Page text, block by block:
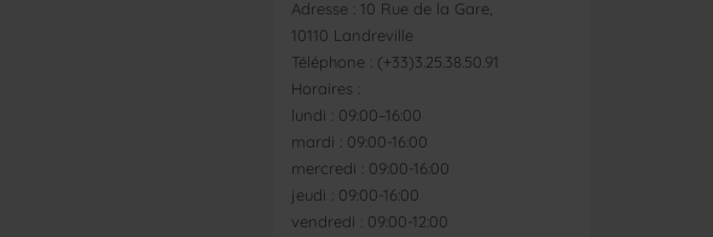
Adresse : 10 Rue de la Gare,
10110 Landreville
Téléphone : (+33)3.25.38.50.91
Horaires :
lundi : 09:00–16:00
mardi : 09:00-16:00
mercredi : 09:00-16:00
jeudi : 09:00-16:00
vendredi : 09:00-12:00